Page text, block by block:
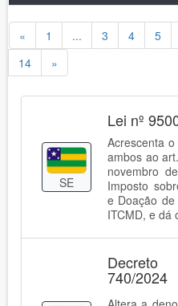
« 1 ... 3 4 5
14
»
SE
Lei nº
Acrescenta
ambos ao
novembro
Imposto
e Doação
ITCMD, e dá
740/2024